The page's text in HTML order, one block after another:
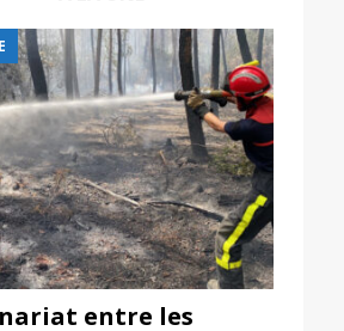
entre les